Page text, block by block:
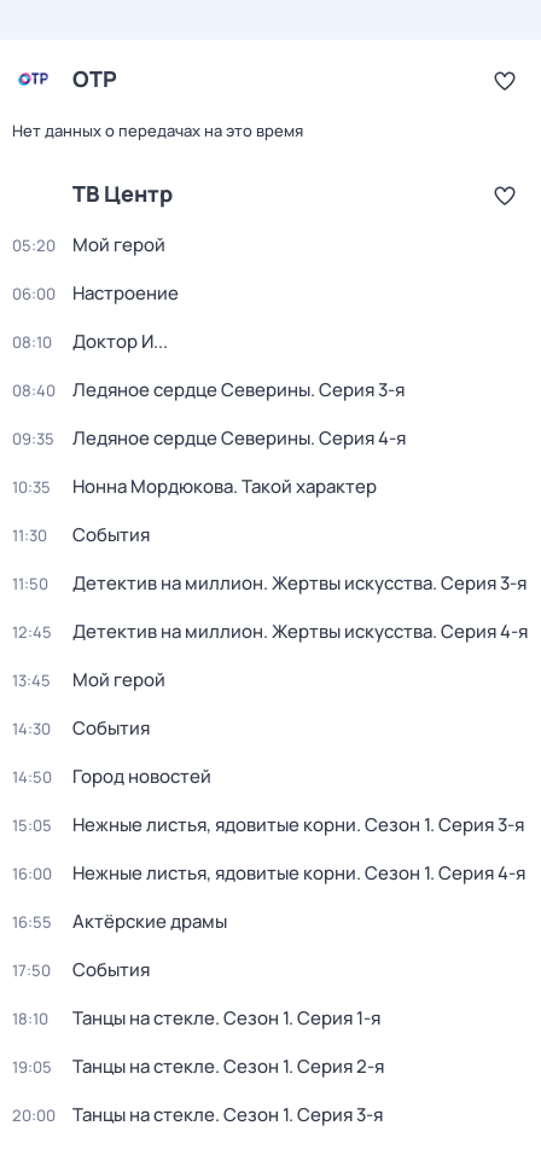
ОТР
Нет данных о передачах на это время
ТВ Центр
05:20 Мой герой
06:00 Настроение
08:10 Доктор И...
08:40 Ледяное сердце Северины. Серия 3-я
09:35 Ледяное сердце Северины. Серия 4-я
10:35 Нонна Мордюкова. Такой характер
11:30 События
11:50 Детектив на миллион. Жертвы искусства. Серия 3-я
12:45 Детектив на миллион. Жертвы искусства. Серия 4-я
13:45 Мой герой
14:30 События
14:50 Город новостей
15:05 Нежные листья, ядовитые корни. Сезон 1. Серия 3-я
16:00 Нежные листья, ядовитые корни. Сезон 1. Серия 4-я
16:55 Актёрские драмы
17:50 События
18:10 Танцы на стекле. Сезон 1. Серия 1-я
19:05 Танцы на стекле. Сезон 1. Серия 2-я
20:00 Танцы на стекле. Сезон 1. Серия 3-я